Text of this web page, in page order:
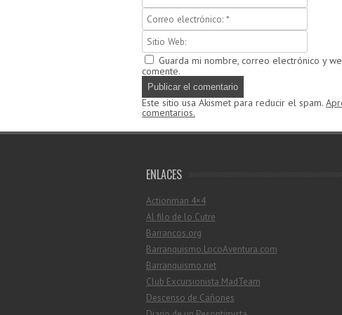
Guarda mi nombre, correo electrónico y
comente.
Este sitio usa Akismet para reducir el spam.
comentarios.
ENLACES
Actionman 4×4
Al filo de lo Cutre
Barrancos.org
Barranquismo.LocoAventura.com
Barranquismo.net
Club Excursionista MadTeam
Descenso de Cañones